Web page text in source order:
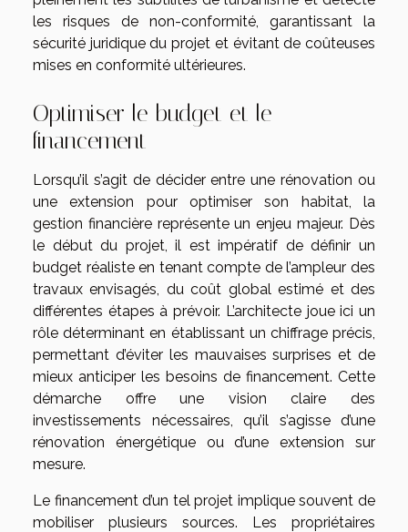
les risques de non-conformité, garantissant la
sécurité juridique du projet et évitant de coûteuses
mises en conformité ultérieures.
Optimiser le budget et le
financement
Lorsqu’il s’agit de décider entre une rénovation ou
une extension pour optimiser son habitat, la
gestion financière représente un enjeu majeur. Dès
le début du projet, il est impératif de définir un
budget réaliste en tenant compte de l’ampleur des
travaux envisagés, du coût global estimé et des
différentes étapes à prévoir. L’architecte joue ici un
rôle déterminant en établissant un chiffrage précis,
permettant d’éviter les mauvaises surprises et de
mieux anticiper les besoins de financement. Cette
démarche offre une vision claire des
investissements nécessaires, qu’il s’agisse d’une
rénovation énergétique ou d’une extension sur
mesure.
Le financement d’un tel projet implique souvent de
mobiliser plusieurs sources. Les propriétaires